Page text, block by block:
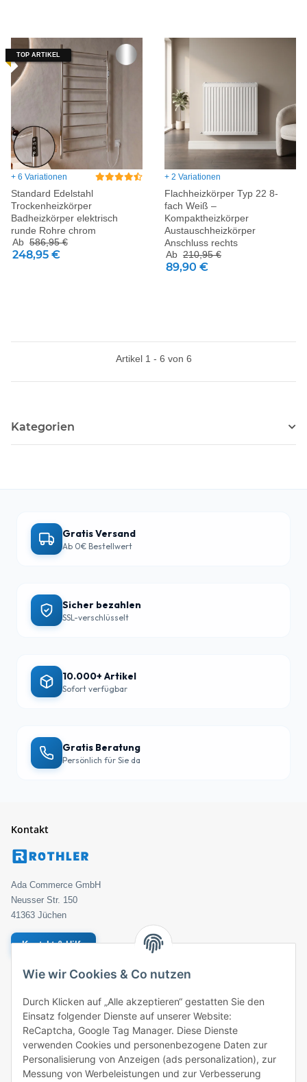
TOP ARTIKEL
+ 6 Variationen
Standard Edelstahl
Trockenheizkörper
Badheizkörper elektrisch
runde Rohre chrom
Ab 586,95 €
248,95 €
+ 2 Variationen
Flachheizkörper Typ 22 8-
fach Weiß –
Kompaktheizkörper
Austauschheizkörper
Anschluss rechts
Ab 210,95 €
89,90 €
Artikel 1 - 6 von 6
Kategorien
Gratis Versand
Ab 0€ Bestellwert
Sicher bezahlen
SSL-verschlüsselt
10.000+ Artikel
Sofort verfügbar
Gratis Beratung
Persönlich für Sie da
Kontakt
Ada Commerce GmbH
Neusser Str. 150
41363 Jüchen
Kontakt & Hilfe
Geprüfter Händler
Bestellung
ROTHLER
Zahlungsarten
Wie wir Cookies & Co nutzen
Durch Klicken auf „Alle akzeptieren“ gestatten Sie den
Einsatz folgender Dienste auf unserer Website:
ReCaptcha, Google Tag Manager. Diese Dienste
verwenden Cookies und personenbezogene Daten zur
Personalisierung von Anzeigen (ads personalization), zur
Messung von Werbeleistungen und zur Verbesserung